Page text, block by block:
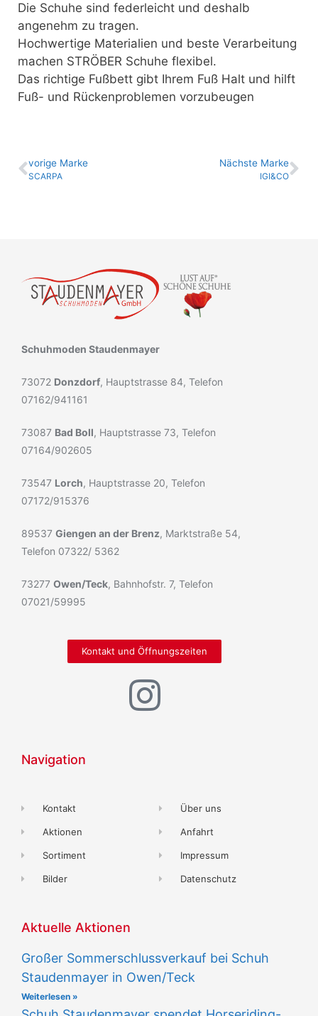
Die Schuhe sind federleicht und deshalb
angenehm zu tragen.
Hochwertige Materialien und beste Verarbeitung
machen STRÖBER Schuhe flexibel.
Das richtige Fußbett gibt Ihrem Fuß Halt und hilft
Fuß- und Rückenproblemen vorzubeugen
vo­ri­ge Marke
SCARPA
Nächste Marke
IGI&CO
Schuhmoden Staudenmayer
73072 Donzdorf, Hauptstrasse 84, Telefon
07162/941161
73087 Bad Boll, Hauptstrasse 73, Telefon
07164/902605
73547 Lorch, Hauptstrasse 20, Telefon
07172/915376
89537 Giengen an der Brenz, Marktstraße 54,
Telefon 07322/ 5362
73277 Owen/Teck, Bahnhofstr. 7, Telefon
07021/59995
Kontakt und Öffnungszeiten
Navigation
Kontakt
Aktionen
Sortiment
Bilder
Über uns
Anfahrt
Impressum
Datenschutz
Aktuelle Aktionen
Großer Sommerschlussverkauf bei Schuh
Staudenmayer in Owen/Teck
Weiterlesen »